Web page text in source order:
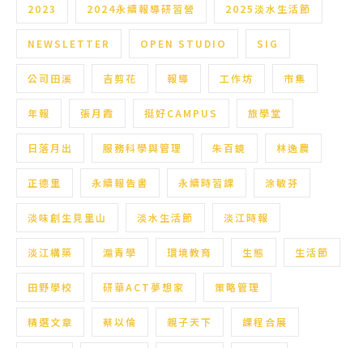
2023 2024永續報導研習營 2025淡水生活節
NEWSLETTER OPEN STUDIO SIG
公司田溪 吉剪花 報導 工作坊 市集
年報 張月霞 挺好CAMPUS 旅學堂
日落月出 服務科學與管理 朱百鏡 林逸農
正德里 永續報告書 永續時習課 涂敏芬
淡味創生見里山 淡水生活節 淡江時報
淡江構築 滬青學 環境教育 生態 生活節
田野學校 研華ACT夢想家 策略管理
精選文章 蔡以倫 親子天下 課程合展